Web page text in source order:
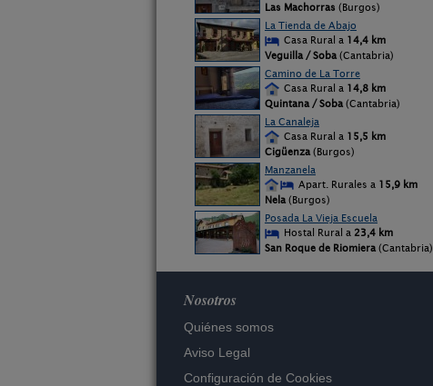
Las Machorras (Burgos)
La Tienda de Abajo
Casa Rural a 14,4 km
Veguilla / Soba (Cantabria)
Camino de La Torre
Casa Rural a 14,8 km
Quintana / Soba (Cantabria)
La Canaleja
Casa Rural a 15,5 km
Cigüenza (Burgos)
Manzanela
Apart. Rurales a 15,9 km
Nela (Burgos)
Posada La Vieja Escuela
Hostal Rural a 23,4 km
San Roque de Riomiera (Cantabria)
Nosotros
Quiénes somos
Aviso Legal
Configuración de Cookies